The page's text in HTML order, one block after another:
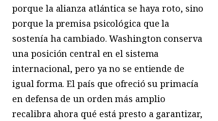
porque la alianza atlántica se haya roto, sino
porque la premisa psicológica que la
sostenía ha cambiado. Washington conserva
una posición central en el sistema
internacional, pero ya no se entiende de
igual forma. El país que ofreció su primacía
en defensa de un orden más amplio
recalibra ahora qué está presto a garantizar,